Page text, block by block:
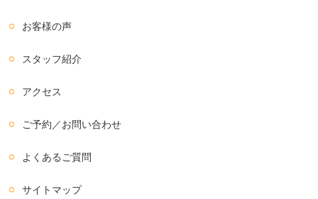
お客様の声
スタッフ紹介
アクセス
ご予約／お問い合わせ
よくあるご質問
サイトマップ